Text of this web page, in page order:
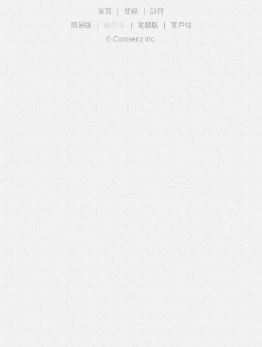
首頁 登錄
註冊
簡易版
觸屏版 電腦版
客戶端
© Comsenz Inc.